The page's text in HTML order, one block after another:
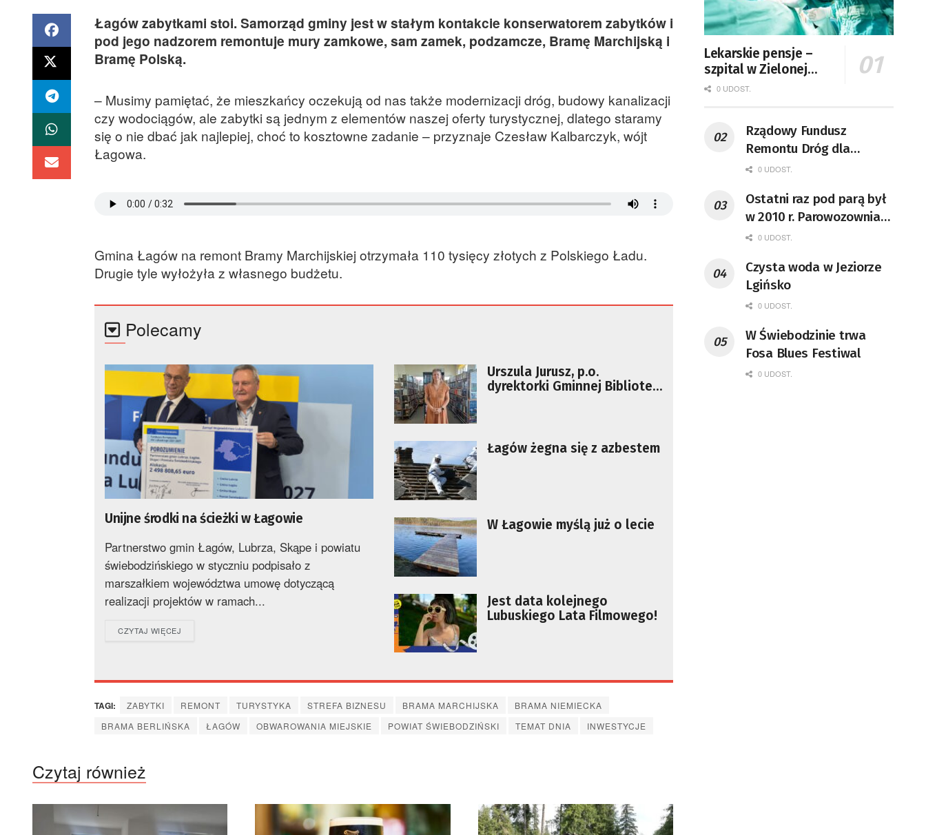
Łagów zabytkami stoi. Samorząd gminy jest w stałym kontakcie konserwatorem zabytków i
pod jego nadzorem remontuje mury zamkowe, sam zamek, podzamcze, Bramę Marchijską i
Bramę Polską.
– Musimy pamiętać, że mieszkańcy oczekują od nas także modernizacji dróg, budowy kanalizacji
czy wodociągów, ale zabytki są jednym z elementów naszej oferty turystycznej, dlatego staramy
się o nie dbać jak najlepiej, choć to kosztowne zadanie – przyznaje Czesław Kalbarczyk, wójt
Łagowa.
Gmina Łagów na remont Bramy Marchijskiej otrzymała 110 tysięcy złotych z Polskiego Ładu.
Drugie tyle wyłożyła z własnego budżetu.
Polecamy
Unijne środki na ścieżki w Łagowie
Partnerstwo gmin Łagów, Lubrza, Skąpe i powiatu
świebodzińskiego w styczniu podpisało z
marszałkiem województwa umowę dotyczącą
realizacji projektów w ramach...
CZYTAJ WIĘCEJ
Urszula Jurusz, p.o.
dyrektorki Gminnej Biblioteki
Łagów żegna się z azbestem
W Łagowie myślą już o lecie
Jest data kolejnego
Lubuskiego Lata Filmowego!
TAGI: ZABYTKI REMONT TURYSTYKA STREFA BIZNESU BRAMA MARCHIJSKA
BRAMA NIEMIECKA
BRAMA BERLIŃSKA
ŁAGÓW OBWAROWANIA MIEJSKIE POWIAT ŚWIEBODZIŃSKI TEMAT DNIA INWESTYCJE
Czytaj również
Lekarskie pensje –
szpital w Zielonej
Górze podaje dane
0 UDOST.
Rządowy Fundusz
Remontu Dróg dla
województwa lubuskiego
0 UDOST.
Ostatni raz pod parą był
w 2010 r. Parowozownia
Wolsztyn rozpocznie
65
0 UDOST.
Czysta woda w Jeziorze
Lgińsko
0 UDOST.
W Świebodzinie trwa
Fosa Blues Festiwal
0 UDOST.